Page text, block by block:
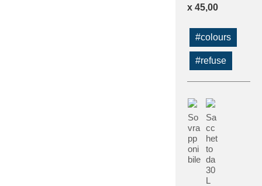
x 45,00
#colours
#refuse
So
vra
pp
oni
bile
Sa
cc
het
to
da
30
L